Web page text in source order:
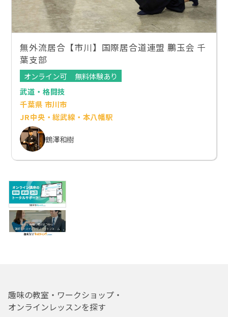
無外流居合【市川】国際居合道連盟 鵬玉会 千
葉支部
オンライン可
無料体験あり
武道・格闘技
千葉県 市川市
JR中央・総武線・本八幡駅
鶴澤和樹
趣味の教室・ワークショップ・
オンラインレッスンを探す